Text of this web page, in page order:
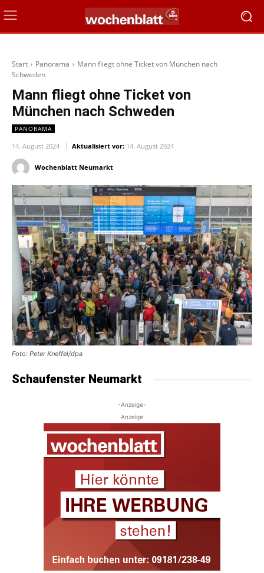
Start Panorama
Mann fliegt ohne Ticket von München nach
Schweden
Mann fliegt ohne Ticket von
München nach Schweden
PANORAMA
14. August 2024 Aktualisiert vor: 14. August 2024
Wochenblatt Neumarkt
Foto: Peter Kneffel/dpa
Schaufenster Neumarkt
-Anzeige-
Anzeige